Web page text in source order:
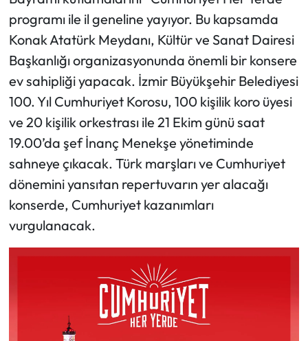
programı ile il geneline yayıyor. Bu kapsamda
Konak Atatürk Meydanı, Kültür ve Sanat Dairesi
Başkanlığı organizasyonunda önemli bir konsere
ev sahipliği yapacak. İzmir Büyükşehir Belediyesi
100. Yıl Cumhuriyet Korosu, 100 kişilik koro üyesi
ve 20 kişilik orkestrası ile 21 Ekim günü saat
19.00’da şef İnanç Menekşe yönetiminde
sahneye çıkacak. Türk marşları ve Cumhuriyet
dönemini yansıtan repertuvarın yer alacağı
konserde, Cumhuriyet kazanımları
vurgulanacak.